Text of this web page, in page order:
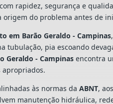
rapidez, segurança e
origem do problema antes de
em Barão Geraldo - Campinas
tubulação, pia escoando
Geraldo - Campinas encontra
apropriados.
às normas daABNT,
manutenção hidráulica,